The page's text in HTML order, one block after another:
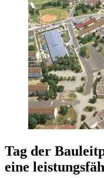
Tag der
eine